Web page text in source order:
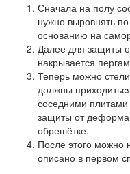
Сначала на полу
нужно выровнять
основанию на
Далее для защиты
накрывается
Теперь можно
должны
соседними
защиты от
обрешётке.
После этого можно
описано в первом